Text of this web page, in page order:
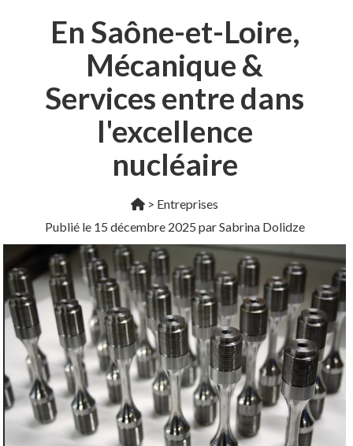
En Saône-et-Loire,
Mécanique &
Services entre dans
l'excellence
nucléaire
> Entreprises
Publié le 15 décembre 2025 par Sabrina Dolidze